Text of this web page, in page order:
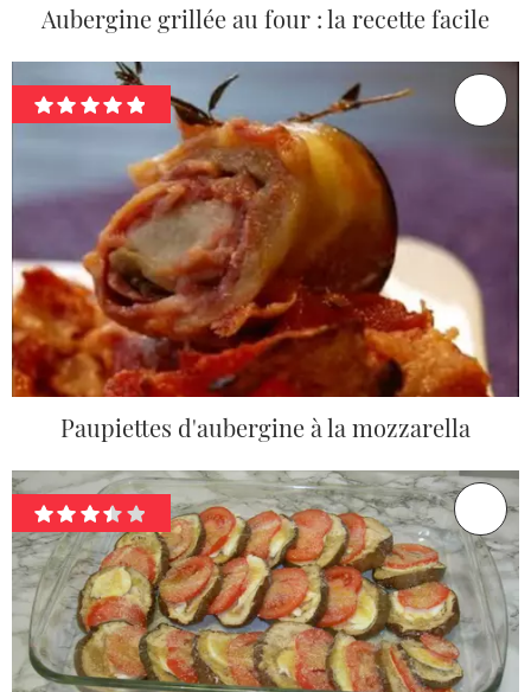
Aubergine grillée au four : la recette facile
Paupiettes d'aubergine à la mozzarella